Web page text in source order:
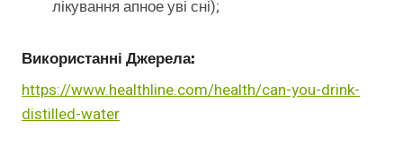
лікування апное уві сні);
Використанні Джерела:
https://www.healthline.com/health/can-you-drink-
distilled-water